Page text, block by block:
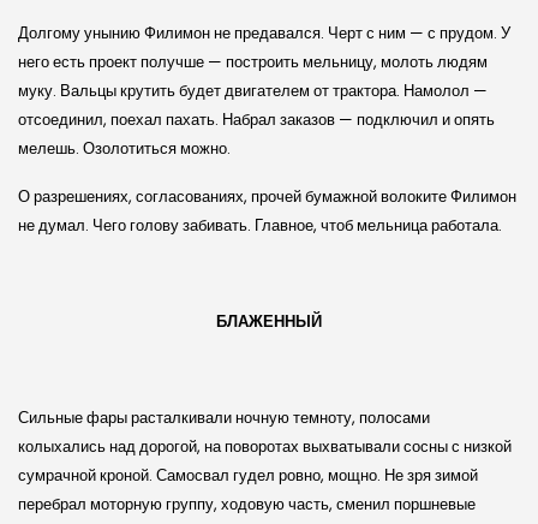
Долгому унынию Филимон не предавался. Черт с ним — с прудом. У
него есть проект получше — построить мельницу, молоть людям
муку. Вальцы крутить будет двигателем от трактора. Намолол —
отсоединил, поехал пахать. Набрал заказов — подключил и опять
мелешь. Озолотиться можно.
О разрешениях, согласованиях, прочей бумажной волоките Филимон
не думал. Чего голову забивать. Главное, чтоб мельница работала.
БЛАЖЕННЫЙ
Сильные фары расталкивали ночную темноту, полосами
колыхались над дорогой, на поворотах выхватывали сосны с низкой
сумрачной кроной. Самосвал гудел ровно, мощно. Не зря зимой
перебрал моторную группу, ходовую часть, сменил поршневые